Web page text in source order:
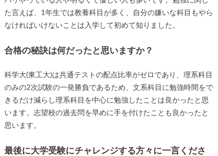
た言えば、1年生では教養科目が多く、自分の嫌いな科目もやら
なければいけないことは入学して初めて知りました。
合格の秘訣は何だったと思いますか？
科学大(東工大)は共通テストの配点比率がゼロであり、理系科目
のみの2次試験の一発勝負であるため、文系科目に勉強時間をで
きるだけ減らし理系科目を中心に勉強したことは良かったと思
います。志望校の過去問を早めに手を付けたことも良かったと
思います。
最後に大学受験にチャレンジする方々に一言くださ